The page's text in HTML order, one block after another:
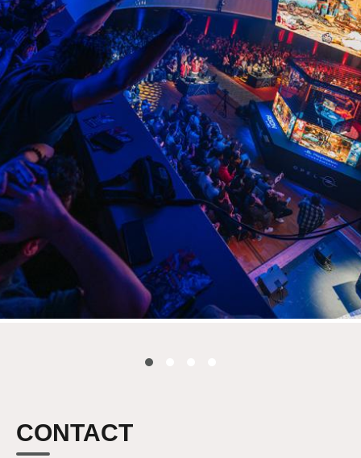
CONTACT